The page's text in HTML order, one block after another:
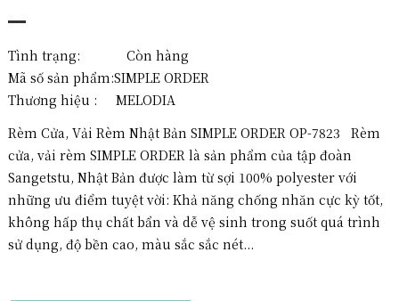
Tình trạng: Còn hàng
Mã số sản phẩm:SIMPLE ORDER
Thương hiệu :
MELODIA
Rèm Cửa, Vải Rèm Nhật Bản SIMPLE ORDER OP-7823 Rèm
cửa, vải rèm SIMPLE ORDER là sản phẩm của tập đoàn
Sangetstu, Nhật Bản được làm từ sợi 100% polyester với
những ưu điểm tuyệt vời: Khả năng chống nhăn cực kỳ tốt,
không hấp thụ chất bẩn và dễ vệ sinh trong suốt quá trình
sử dụng, độ bền cao, màu sắc sắc nét...